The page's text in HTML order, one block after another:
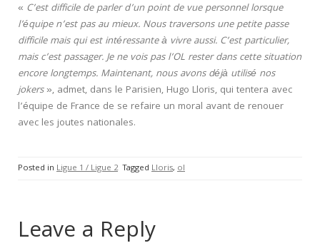
« C’est difficile de parler d’un point de vue personnel lorsque
l’équipe n’est pas au mieux. Nous traversons une petite passe
difficile mais qui est intéressante à vivre aussi. C’est particulier,
mais c’est passager. Je ne vois pas l’OL rester dans cette situation
encore longtemps. Maintenant, nous avons déjà utilisé nos
jokers», admet, dans le Parisien, Hugo Lloris, qui tentera avec
l’équipe de France de se refaire un moral avant de renouer
avec les joutes nationales.
Posted in Ligue 1 / Ligue 2 Tagged Lloris, ol
Leave a Reply